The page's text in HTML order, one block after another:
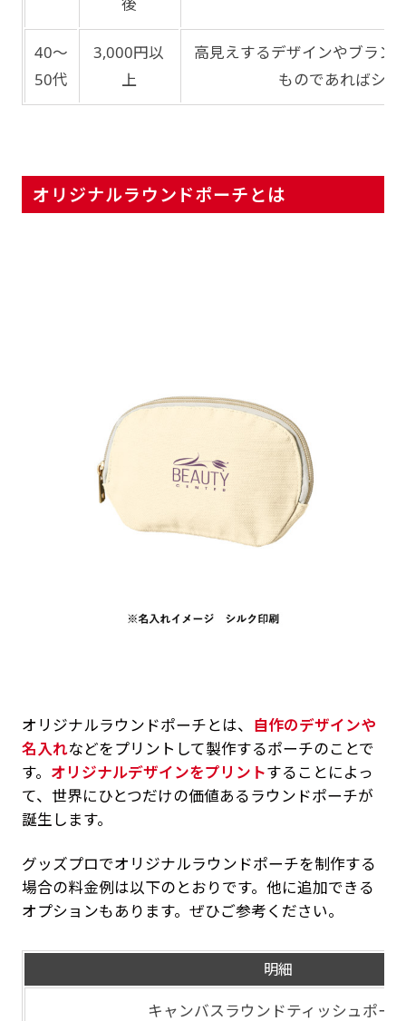
後
40～
50代
3,000円以
上
高見えするデザインやブラン
ものであればシ
オリジナルラウンドポーチとは
オリジナルラウンドポーチとは、 自作のデザインや
名入れなどをプリントして製作するポーチのことで
す。 オリジナルデザインをプリントすることによっ
て、世界にひとつだけの価値あるラウンドポーチが
誕生します。
グッズプロでオリジナルラウンドポーチを制作する
場合の料金例は以下のとおりです。他に追加できる
オプションもあります。ぜひご参考ください。
明細
キャンバスラウンドティッシュポー